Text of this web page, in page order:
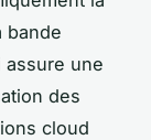
bande
assure une
des
cloud